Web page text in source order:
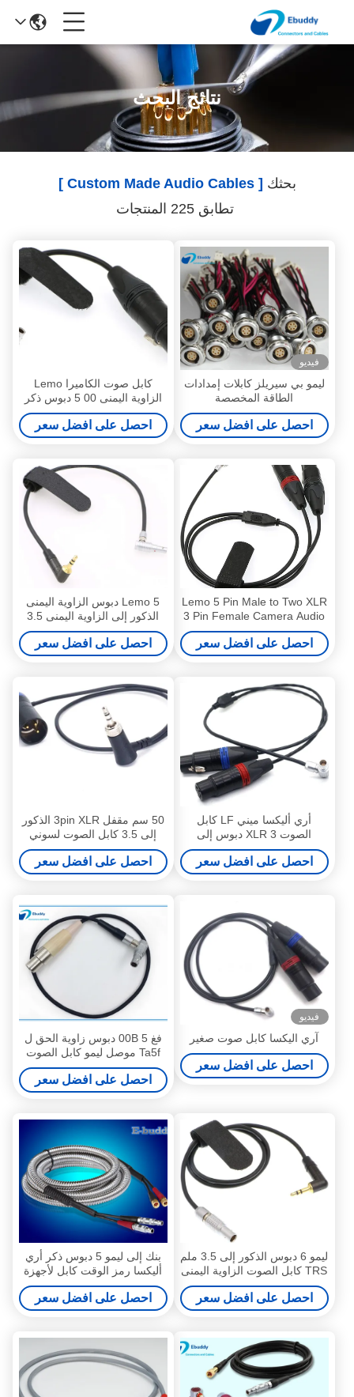
نتائج البحث
بحثك [ Custom Made Audio Cables ]
تطابق 225 المنتجات
فيديو
ليمو بي سيريلز كابلات إمدادات
الطاقة المخصصة
احصل على افضل سعر
كابل صوت الكاميرا Lemo
الزاوية اليمنى 00 5 دبوس ذكر
إلى XLR 3 دبوس أنثى لـ Z
CAM E2
احصل على افضل سعر
Lemo 5 Pin Male to Two XLR
3 Pin Female Camera Audio
Cable for Z CAM E2
احصل على افضل سعر
Lemo 5 دبوس الزاوية اليمنى
الذكور إلى الزاوية اليمنى 3.5
مللي متر TRS كاميرا الصوت
كابل ل Z CAM E2
احصل على افضل سعر
أري أليكسا ميني LF كابل
الصوت XLR 3 دبوس إلى
الزاوية اليمنى 0B 6 دبوس ذكر
رابط الصوت القناة المزدوجة
احصل على افضل سعر
50 سم مقفل 3pin XLR الذكور
إلى 3.5 كابل الصوت لسوني
D11 سماعة الرأس العودة من
نيترك
احصل على افضل سعر
فيديو
آري اليكسا كابل صوت صغير
احصل على افضل سعر
فغ 00B 5 دبوس زاوية الحق ل
Ta5f موصل ليمو كابل الصوت
الذكور إلى الإناث
احصل على افضل سعر
ليمو 6 دبوس الذكور إلى 3.5 ملم
TRS كابل الصوت الزاوية اليمنى
لكاميرا ARRI Mini LF
احصل على افضل سعر
بنك إلى ليمو 5 دبوس ذكر أري
أليكسا رمز الوقت كابل لأجهزة
الصوت اليكسا أميرة
احصل على افضل سعر